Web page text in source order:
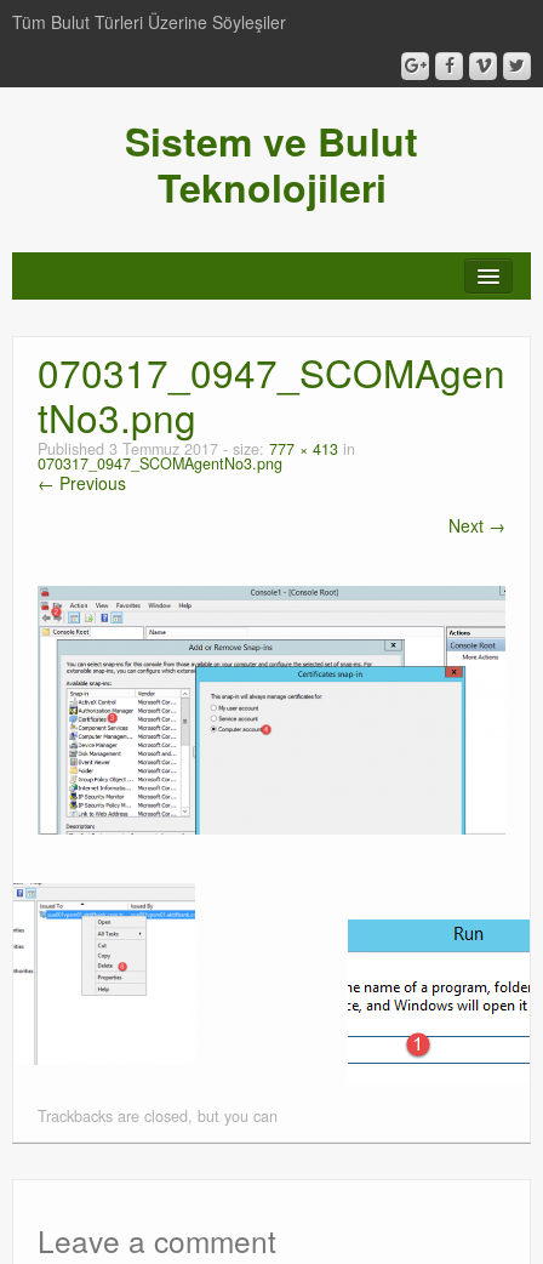
Tüm Bulut Türleri Üzerine Söyleşiler
Sistem ve Bulut
Teknolojileri
Genel
Video-Webcast-Seminer
Windows Server Family
Orchestrator
Watchguard
PHP & MySQL
Exchange
070317_0947_SCOMAgen
tNo3.png
Published 3 Temmuz 2017 - size: 777 × 413 in
070317_0947_SCOMAgentNo3.png
← Previous
Next →
Trackbacks are closed, but you can
Leave a comment